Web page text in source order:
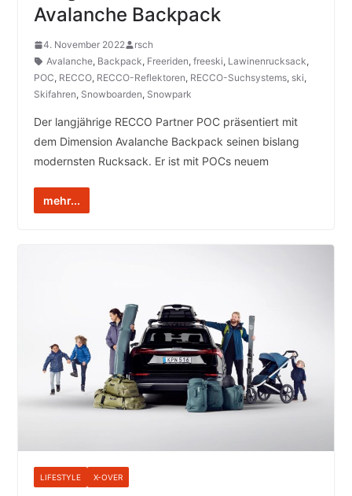
Avalanche Backpack
4. November 2022
rsch
Avalanche, Backpack, Freeriden, freeski, Lawinenrucksack,
POC, RECCO, RECCO-Reflektoren, RECCO-Suchsystems, ski,
Skifahren, Snowboarden, Snowpark
Der langjährige RECCO Partner POC präsentiert mit
dem Dimension Avalanche Backpack seinen bislang
modernsten Rucksack. Er ist mit POCs neuem
mehr...
LIFESTYLE X-OVER